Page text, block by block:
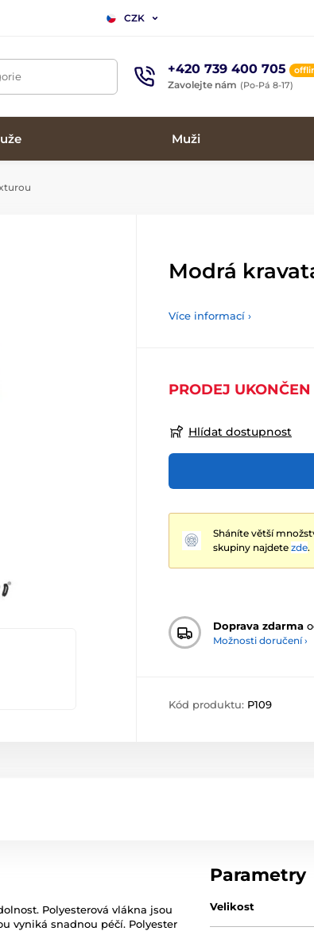
CZK
+420 739 400 705
Zavolejte nám (Po-Pá 8-17)
Muži
Modrá
Více informací ›
PRODEJ UKONČEN
Hlídat dostupnost
Sháníte větší
skupiny najdete zde.
Doprava zdarma
Možnosti doručení ›
Kód produktu: P109
Polyesterová vlákna jsou
vyniká snadnou péčí. Polyester
Parametry
Velikost